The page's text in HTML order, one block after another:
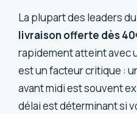
La plupart des leaders
livraison offerte dès
rapidement atteint avec
est un facteur critique :
avant midi est souvent
délai est déterminant si